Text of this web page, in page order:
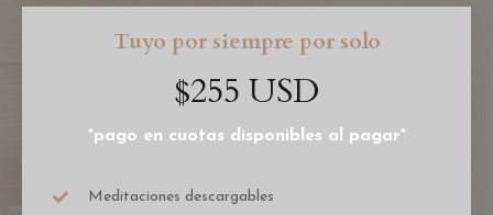
Tuyo por siempre por solo
$255 USD
*pago en cuotas disponibles al pagar*
Meditaciones descargables